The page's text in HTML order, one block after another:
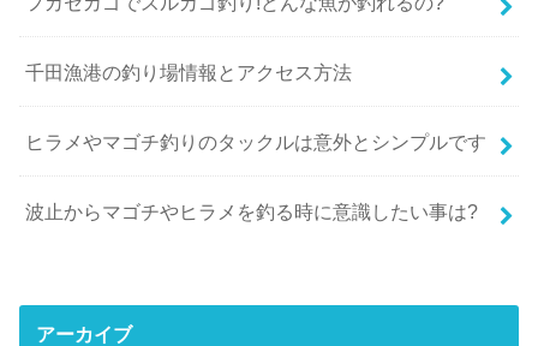
千田漁港の釣り場情報とアクセス方法
ヒラメやマゴチ釣りのタックルは意外とシンプルです
波止からマゴチやヒラメを釣る時に意識したい事は?
アーカイブ